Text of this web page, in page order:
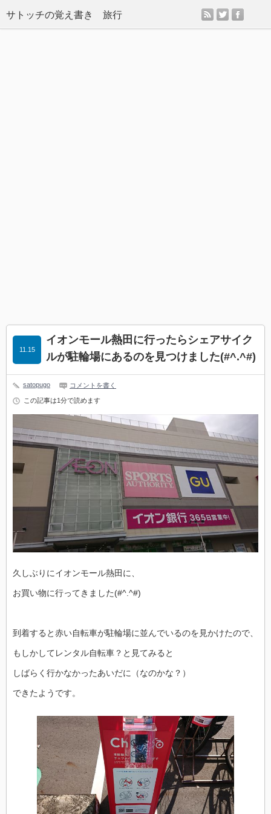
サトッチの覚え書き 旅行 rss twitter
イオンモール熱田に行ったらシェアサイク
ルが駐輪場にあるのを見つけました(#^.^#)
11.15
satopugo コメントを書く
この記事は1分で読めます
久しぶりにイオンモール熱田に、
お買い物に行ってきました(#^.^#)
到着すると赤い自転車が駐輪場に並んでいるのを見かけたので、
もしかしてレンタル自転車？と見てみると
しばらく行かなかったあいだに（なのかな？）
できたようです。